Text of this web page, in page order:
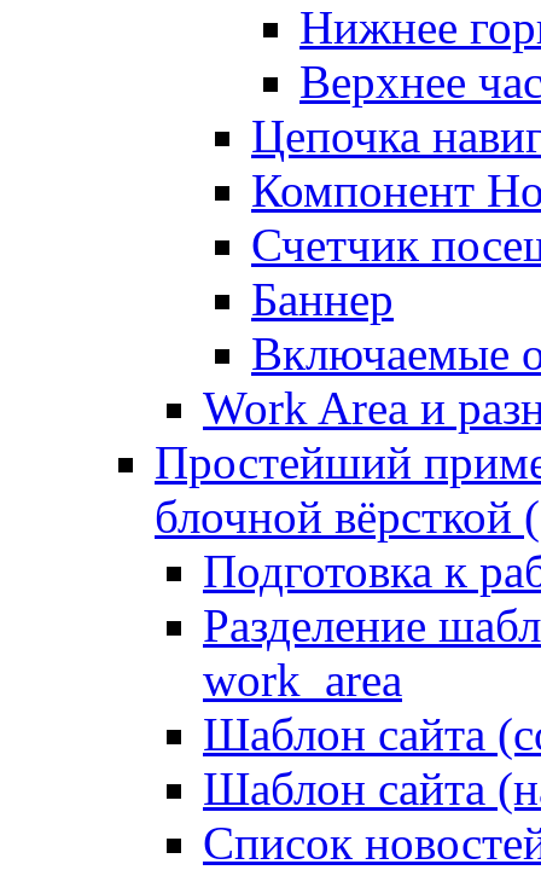
Нижнее
Верхнее
Цепочка
Компонент
Счетчик
Баннер
Включаемые
Work Area и
Простейший
блочной вёрсткой
Подготовка к
Разделение
work_area
Шаблон сайта
Шаблон сайта
Список